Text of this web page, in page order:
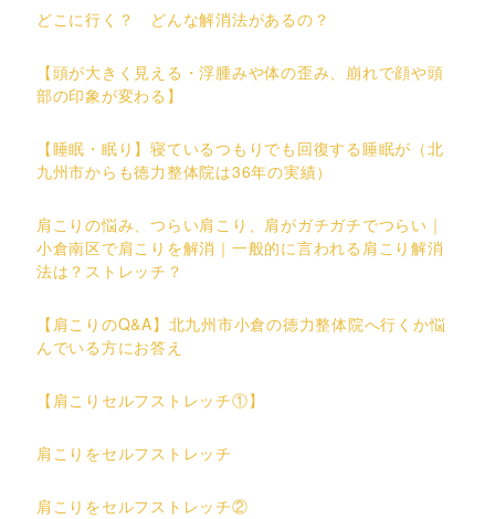
どこに行く？ どんな解消法があるの？
【頭が大きく見える・浮腫みや体の歪み、崩れで顔や頭
部の印象が変わる】
【睡眠・眠り】寝ているつもりでも回復する睡眠が（北
九州市からも徳力整体院は36年の実績）
肩こりの悩み、つらい肩こり、肩がガチガチでつらい｜
小倉南区で肩こりを解消｜一般的に言われる肩こり解消
法は？ストレッチ？
【肩こりのQ&A】北九州市小倉の徳力整体院へ行くか悩
んでいる方にお答え
【肩こりセルフストレッチ①】
肩こりをセルフストレッチ
肩こりをセルフストレッチ②